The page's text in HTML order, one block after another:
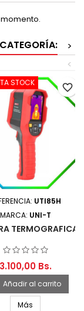
>
<
STOCK
UTI85H
MARCA: UNI-T
TERMOGRAFICA
3.100,00 Bs.
Añadir al carrito
Más
favorite_border